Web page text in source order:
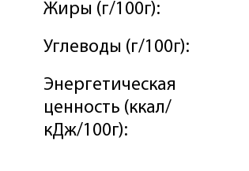
Жиры (г/100г):
Углеводы (г/100г):
Энергетическая
ценность (ккал/
кДж/100г):